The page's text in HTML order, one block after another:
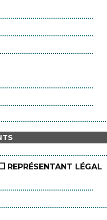
REPRÉSENTANT LÉGAL